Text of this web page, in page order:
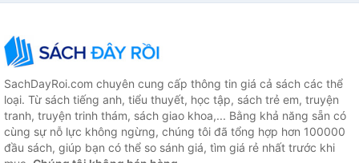
SachDayRoi.com chuyên cung cấp thông tin giá cả sách các thể
loại. Từ sách tiếng anh, tiểu thuyết, học tập, sách trẻ em, truyện
tranh, truyện trinh thám, sách giao khoa,... Bằng khả năng sẵn có
cùng sự nỗ lực không ngừng, chúng tôi đã tổng hợp hơn 100000
đầu sách, giúp bạn có thể so sánh giá, tìm giá rẻ nhất trước khi